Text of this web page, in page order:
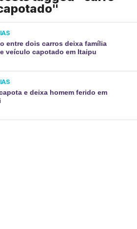
entre dois carros deixa família
veículo capotado em Itaipu
e deixa homem ferido em